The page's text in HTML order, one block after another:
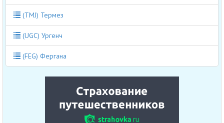
(TMJ) Термез
(UGC) Ургенч
(FEG) Фергана